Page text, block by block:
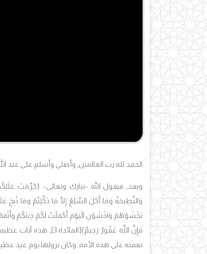
الحمد لله رب العالمين, وأصلي وأسلم على عبد
وبعد, فيقول الله -تبارك وتعالى-:{حُرِّمَتْ عَلَيْكُمُ
وَالنَّطِيحَةُ وَمَا أَكَلَ السَّبُعُ إِلَّا مَا ذَكَّيْتُمْ وَمَا
تَخْشَوْهُمْ وَاخْشَوْنِ الْيَوْمَ أَكْمَلْتُ لَكُمْ دِينَكُمْ
فَإِنَّ اللَّهَ غَفُورٌ رَحِيمٌ}[المائدة:3], هذه
آيات
نعمته على هذه الأمة, وكان نزولها يوم عيد